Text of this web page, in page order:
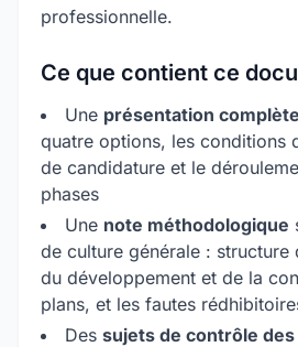
professionnelle.
Ce que contient ce
Une présentation
quatre options, les conditions
de candidature et le
phases
Une note méthodologique
de culture générale :
du développement et de la
plans, et les fautes
Des sujets de contrôle